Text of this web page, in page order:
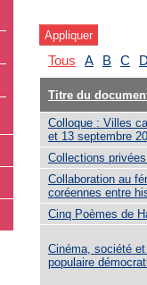
Tous A B C D
Titre du
Colloque : Villes
et 13 septembre
Collections
Collaboration au
coréennes entre
Cinq Poèmes de
Cinéma, société
populaire